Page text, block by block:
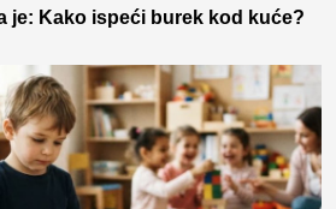
je: Kako ispeći burek kod kuće?